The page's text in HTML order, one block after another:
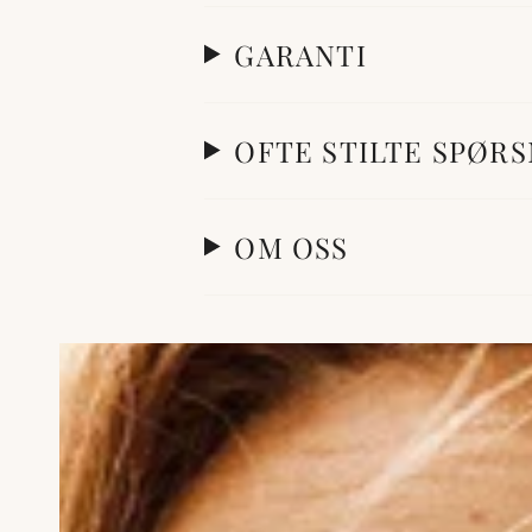
GARANTI
OFTE STILTE
OM OSS